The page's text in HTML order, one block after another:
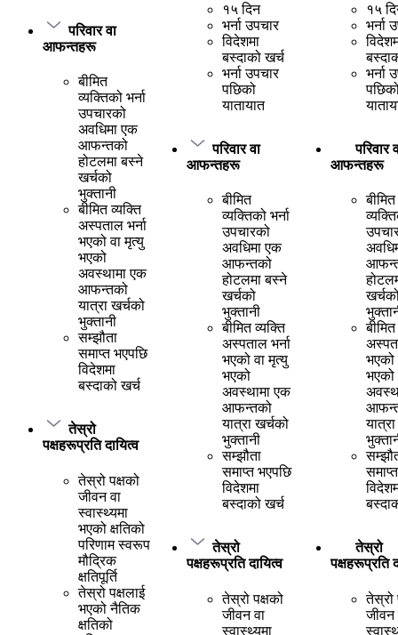
परिवार वा
आफन्तहरू
बीमित
व्यक्तिको भर्ना
उपचारको
अवधिमा एक
आफन्तको
होटलमा बस्ने
खर्चको
भुक्तानी
बीमित व्यक्ति
अस्पताल भर्ना
भएको वा मृत्यु
भएको
अवस्थामा एक
आफन्तको
यात्रा खर्चको
भुक्तानी
सम्झौता
समाप्त भएपछि
विदेशमा
बस्दाको खर्च
तेस्रो
पक्षहरूप्रति दायित्व
तेस्रो पक्षको
जीवन वा
स्वास्थ्यमा
भएको क्षतिको
परिणाम स्वरूप
मौद्रिक
क्षतिपूर्ति
तेस्रो पक्षलाई
भएको नैतिक
क्षतिको
१५ दिन
भर्ना उपचार
विदेशमा
बस्दाको खर्च
भर्ना उपचार
पछिको
यातायात
परिवार वा
आफन्तहरू
बीमित
व्यक्तिको भर्ना
उपचारको
अवधिमा एक
आफन्तको
होटलमा बस्ने
खर्चको
भुक्तानी
बीमित व्यक्ति
अस्पताल भर्ना
भएको वा मृत्यु
भएको
अवस्थामा एक
आफन्तको
यात्रा खर्चको
भुक्तानी
सम्झौता
समाप्त भएपछि
विदेशमा
बस्दाको खर्च
तेस्रो
पक्षहरूप्रति दायित्व
तेस्रो पक्षको
जीवन वा
स्वास्थ्यमा
१५
भर्ना
भर्ना
परिवार
आफन्तहरू
बीमित
भएको
भएको
तेस्रो
पक्षहरूप्रति
तेस्रो
जीवन